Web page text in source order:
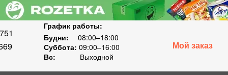
График работы:
Будни:
08:00–18:00
Суббота: 09:00–16:00
Вс:
Выходной
Мой заказ